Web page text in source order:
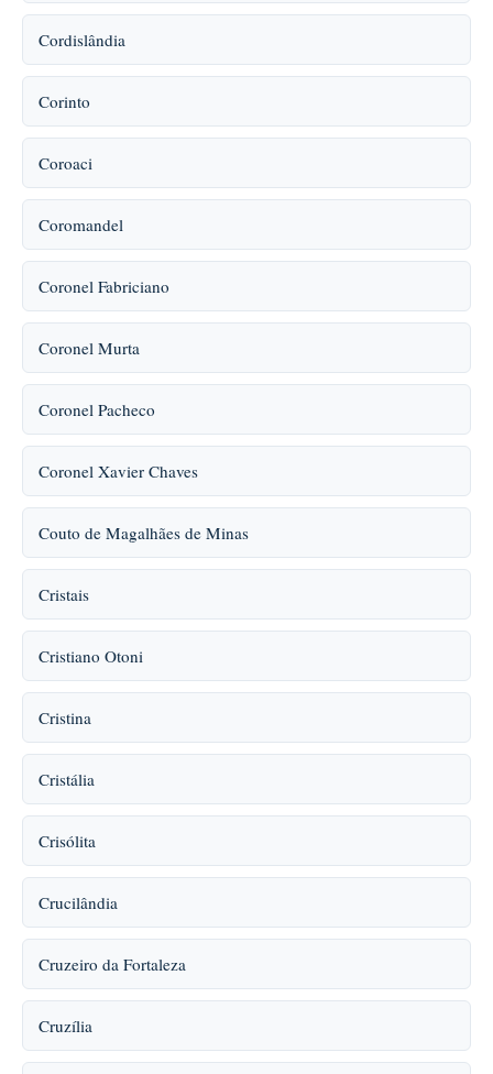
Cordislândia
Corinto
Coroaci
Coromandel
Coronel Fabriciano
Coronel Murta
Coronel Pacheco
Coronel Xavier Chaves
Couto de Magalhães de Minas
Cristais
Cristiano Otoni
Cristina
Cristália
Crisólita
Crucilândia
Cruzeiro da Fortaleza
Cruzília